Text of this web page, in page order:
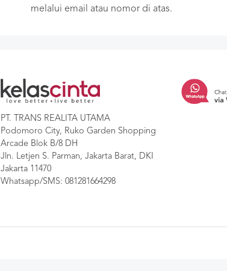
melalui email atau nomor di atas.
PT. TRANS REALITA UTAMA
Podomoro City, Ruko Garden Shopping
Arcade Blok B/8 DH
Jln. Letjen S. Parman, Jakarta Barat, DKI
Jakarta 11470
Whatsapp/SMS: 081281664298